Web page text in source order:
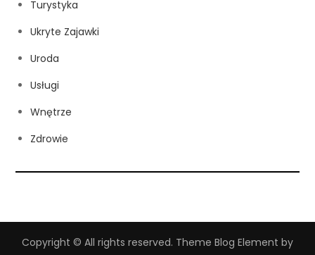
Turystyka
Ukryte Zajawki
Uroda
Usługi
Wnętrze
Zdrowie
Copyright © All rights reserved. Theme Blog Element by